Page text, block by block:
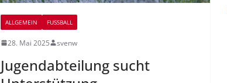
ALLGEMEIN FUSSBALL
28. Mai 2025 svenw
Jugendabteilung sucht